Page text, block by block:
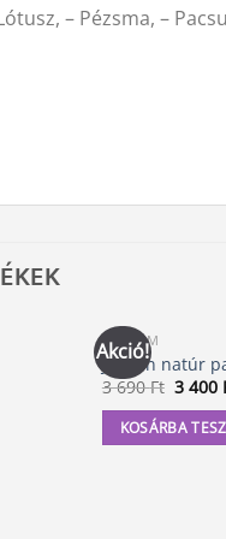
– Pézsma, –
Akció!
PARFÜM
Jázmin natúr
3 690Ft
was:
3
3 400
KOSÁRBA